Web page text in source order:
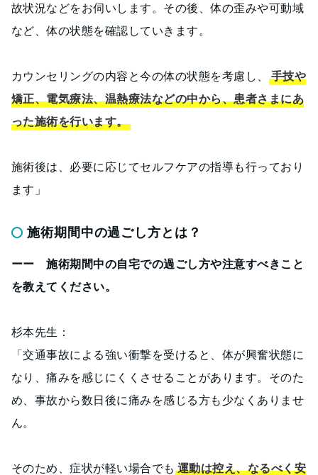
故状況などをお伺いします。その後、体の歪みや可動域
など、体の状態を確認していきます。
カウンセリングの内容と今の体の状態を考慮し、
手技や
矯正、電気療法、温熱療法などの中から、患者さまにあ
った施術を行います。
施術後は、必要に応じてセルフケアの指導も行っており
ます」
施術期間中の過ごし方とは？
ーー 施術期間中の自宅での過ごし方や注意すべきこと
を教えてください。
杉本先生：
「交通事故による強い衝撃を受けると、体が興奮状態に
なり、痛みを感じにくくさせることがあります。そのた
め、事故から数日後に痛みを感じる方も少なくありませ
ん。
そのため、症状が軽い場合でも 運動は控え、なるべく安